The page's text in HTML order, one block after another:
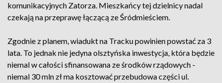
komunikacyjnych Zatorza. Mieszkańcy tej dzielnicy nadal
czekają na przeprawę łączącą ze Śródmieściem.
Zgodnie z planem, wiadukt na Tracku powinien powstać za 3
lata. To jednak nie jedyna olsztyńska inwestycja, która będzie
niemal w całości sfinansowana ze środków rządowych -
niemal 30 mln zł ma kosztować przebudowa części ul.